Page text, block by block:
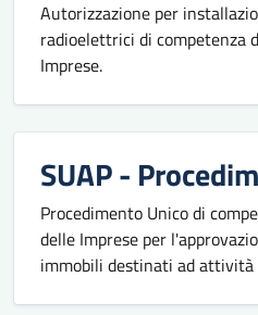
Autorizzazione per
radioelettrici di competenza
Imprese.
SUAP -
Procedimento Unico di
delle Imprese per
immobili destinati ad